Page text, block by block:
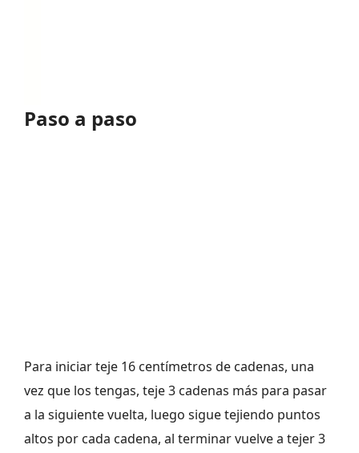
Paso a paso
Para iniciar teje 16 centímetros de cadenas, una
vez que los tengas, teje 3 cadenas más para pasar
a la siguiente vuelta, luego sigue tejiendo puntos
altos por cada cadena, al terminar vuelve a tejer 3